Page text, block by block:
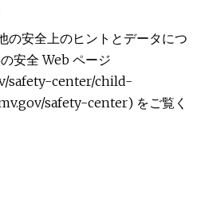
の安全上のヒントとデータにつ
安全 Web ページ
safety-center/child-
safety-center) をご覧く